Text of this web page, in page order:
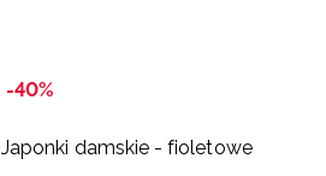
-40%
Japonki damskie - fioletowe